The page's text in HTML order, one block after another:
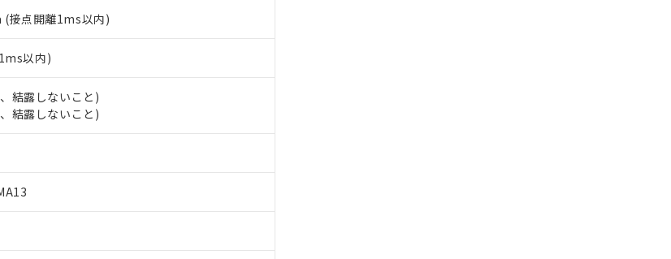
接点開離1ms以内)
以内)
結露しないこと)
結露しないこと)
を記載しておりました。
替を完了していることから、特段のことがない限り、2022年1月12日よ